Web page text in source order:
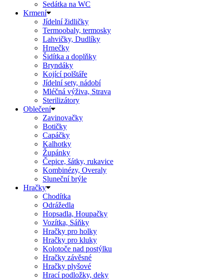
Sedátka na WC
Krmení
Jídelní židličky
Termoobaly, termosky
Lahvičky, Dudlíky
Hrnečky
Šidítka a doplňky
Bryndáky
Kojící polštáře
Jídelní sety, nádobí
Mléčná výživa, Strava
Sterilizátory
Oblečení
Zavinovačky
Botičky
Capáčky
Kalhotky
Župánky
Čepice, šátky, rukavice
Kombinézy, Overaly
Sluneční brýle
Hračky
Chodítka
Odrážedla
Hopsadla, Houpačky
Vozítka, Sáňky
Hračky pro holky
Hračky pro kluky
Kolotoče nad postýlku
Hračky závěsné
Hračky plyšové
Hrací podložky, deky